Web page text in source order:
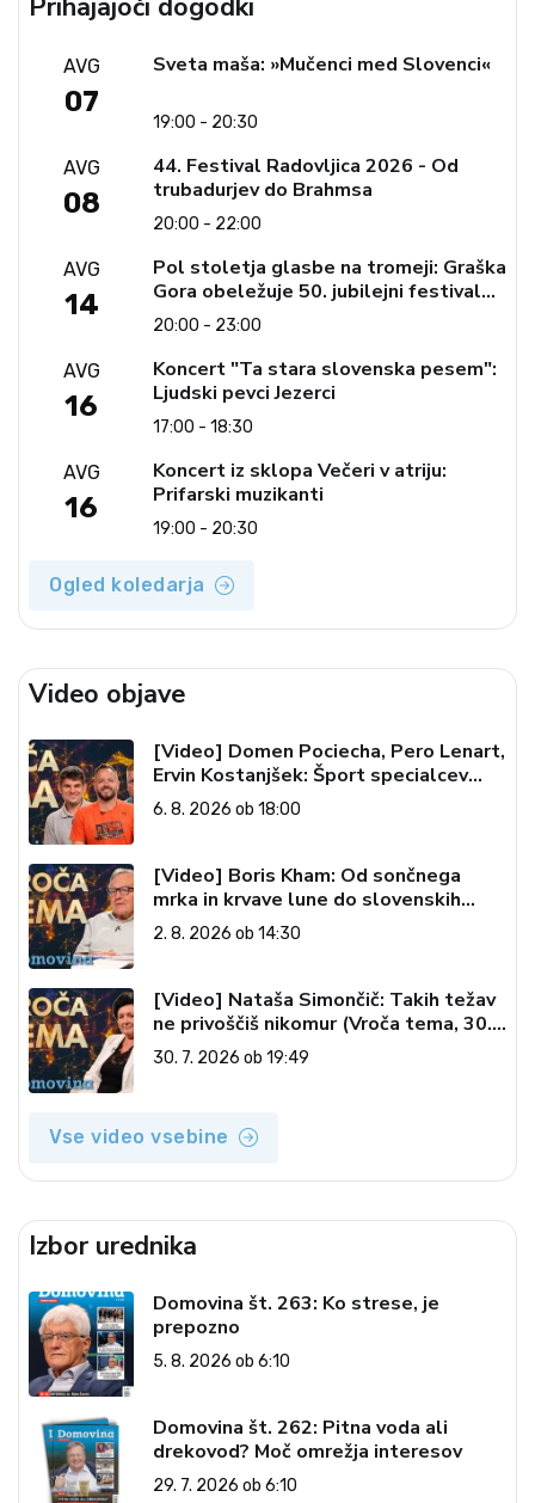
AVG
07
Sveta maša: »Mučenci med Slovenci«
19:00 - 20:30
AVG
08
44. Festival Radovljica 2026 - Od
trubadurjev do Brahmsa
20:00 - 22:00
AVG
14
Pol stoletja glasbe na tromeji: Graška
Gora obeležuje 50. jubilejni festival
narodno-zabavne glasbe
20:00 - 23:00
AVG
16
Koncert "Ta stara slovenska pesem":
Ljudski pevci Jezerci
17:00 - 18:30
AVG
16
Koncert iz sklopa Večeri v atriju:
Prifarski muzikanti
19:00 - 20:30
Ogled koledarja
Video objave
[Video] Domen Pociecha, Pero Lenart,
Ervin Kostanjšek: Šport specialcev
(Vroča tema, 6. 8. 2026)
6. 8. 2026 ob 18:00
[Video] Boris Kham: Od sončnega
mrka in krvave lune do slovenskih
pečatov v vesolju (Vroča tema, 2. 8.
2026)
2. 8. 2026 ob 14:30
[Video] Nataša Simončič: Takih težav
ne privoščiš nikomur (Vroča tema, 30.
7. 2026)
30. 7. 2026 ob 19:49
Vse video vsebine
Izbor urednika
Domovina št. 263: Ko strese, je
prepozno
5. 8. 2026 ob 6:10
Domovina št. 262: Pitna voda ali
drekovod? Moč omrežja interesov
29. 7. 2026 ob 6:10